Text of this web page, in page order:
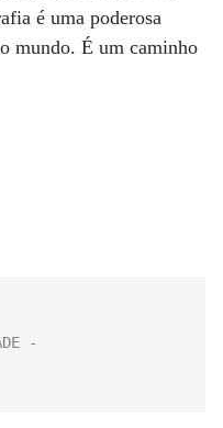
é uma poderosa
mundo. É um caminho